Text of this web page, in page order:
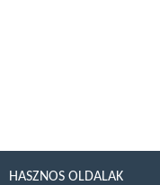
HASZNOS OLDALAK